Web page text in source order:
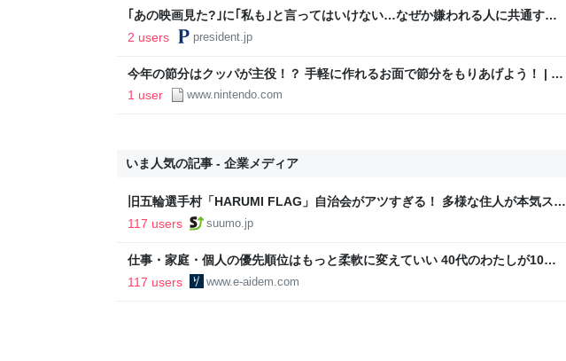
｢あの映画見た?｣に｢私も｣と言ってはいけない…なぜか嫌われる人に共通す
る"承認欲求のダダ漏れ現象" 無自覚に｢会話泥棒｣をしていることがある
2 users president.jp
今年の節分はクッパが主役！？ 手軽に作れるお面で節分をもりあげよう！ | ト
ピックス | Nintendo
1 user www.nintendo.com
いま人気の記事 - 企業メディア
旧五輪選手村「HARUMI FLAG」自治会がアツすぎる！ 多様な住人が本気スキ
ルで挑む、盆踊り2万人集客や交通改善など“街の価値向上”戦略 東京・中央
117 users suumo.jp
仕事・家庭・個人の優先順位はもっと柔軟に変えていい 40代のわたしが10年
後の自分に伝えたいこと - りっすん by イーアイデム
117 users www.e-aidem.com